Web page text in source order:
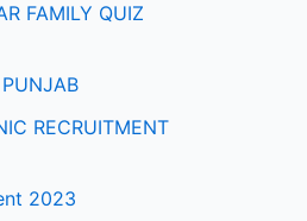
FAMILY QUIZ
RECRUITMENT
2023